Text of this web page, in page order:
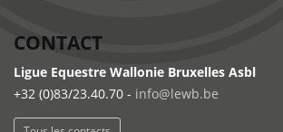
CONTACT
Ligue Equestre Wallonie Bruxelles Asbl
+32 (0)83/23.40.70 - info@lewb.be